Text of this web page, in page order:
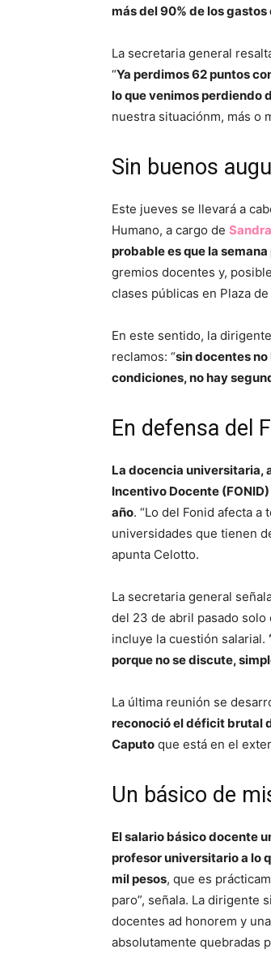
más del 90% de los
La secretaria general
“Ya perdimos 62 puntos
lo que venimos perdiendo
nuestra situaciónm, más o
Sin buenos
Este jueves se llevará a
Humano, a cargo de
probable es que la
gremios docentes y,
clases públicas en Plaza
En este sentido, la
reclamos: “sin docentes
condiciones, no hay
En defensa del
La docencia universitaria,
Incentivo Docente
año. “Lo del Fonid afecta
universidades que tienen
apunta Celotto.
La secretaria general
del 23 de abril pasado
incluye la cuestión salarial.
porque no se discute,
La última reunión se
reconoció el déficit brutal
Caputo que está en el
Un básico de
El salario básico docente
profesor universitario a lo
mil pesos, que es
paro”, señala. La dirigente
docentes ad honorem y
absolutamente quebradas